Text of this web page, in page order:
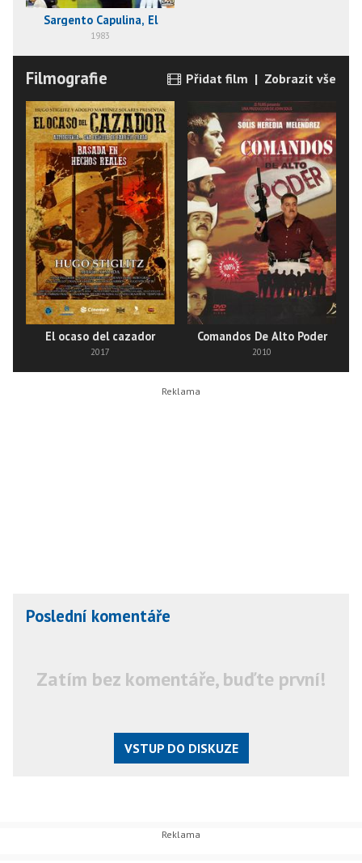
Sargento Capulina, El
1983
Filmografie Přidat film | Zobrazit vše
El ocaso del cazador
2017
Comandos De Alto Poder
2010
Poslední komentáře
Zatím bez komentáře, buďte první!
VSTUP DO DISKUZE